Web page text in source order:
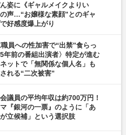
姿に《ギャルメイクよりい
声…“お嬢様な素顔”とのギャ
好感度爆上がり
員への性加害で“出禁”食らっ
年前の番組出演者〉特定が進む
ットで「無関係な個人名」も
れる“二次被害”
議員の平均年収は約700万円！
マ『銀河の一票』のように「あ
立候補」という選択肢